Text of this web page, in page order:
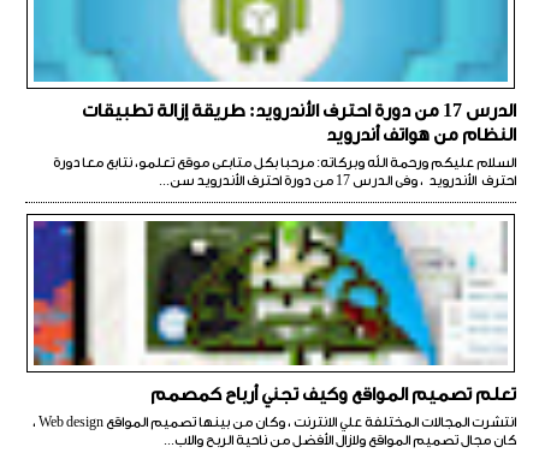
الدرس 17 من دورة احترف الأندرويد: طريقة إزالة تطبيقات
النظام من هواتف أندرويد
السلام عليكم ورحمة الله وبركاته: مرحبا بكل متابعى موقع تعلمو، نتابع معا دورة
احترف الأندرويد ، وفى الدرس 17 من دورة احترف الأندرويد سن...
تعلم تصميم المواقع وكيف تجني أرباح كمصمم
انتشرت المجالات المختلفة علي الانترنت ، وكان من بينها تصميم المواقع Web design ،
كان مجال تصميم المواقع ولازال الأفضل من ناحية الربح والاب...